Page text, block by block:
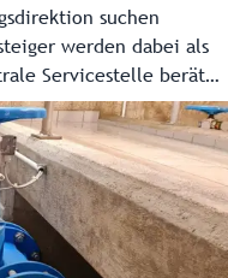
suchen
werden dabei als
Servicestelle berät
wie man in den
Infovideo dazu.